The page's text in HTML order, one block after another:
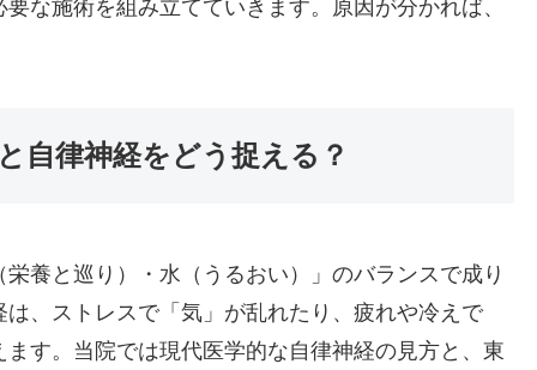
な施術を組み立てていきます。原因が分かれば、
自律神経をどう捉える？
養と巡り）・水（うるおい）」のバランスで成り
、ストレスで「気」が乱れたり、疲れや冷えで
す。当院では現代医学的な自律神経の見方と、東